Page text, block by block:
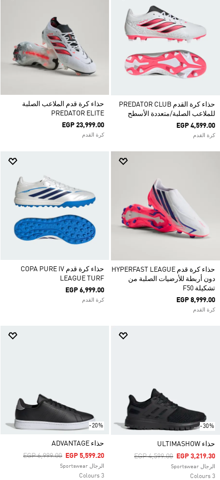
حذاء كرة القدم PREDATOR CLUB
للملاعب الصلبة/متعددة الأسطح
EGP 4,599.00
كرة القدم
حذاء كرة قدم الملاعب الصلبة
PREDATOR ELITE
EGP 23,999.00
كرة القدم
حذاء كرة قدم HYPERFAST LEAGUE
دون أربطة للأرضيات الصلبة من
تشكيلة F50
EGP 8,999.00
كرة القدم
حذاء كرة قدم COPA PURE IV
LEAGUE TURF
EGP 6,999.00
كرة القدم
-30%
حذاء ULTIMASHOW
Price Reduced From
EGP 4,599.00ToEGP 3,219.30
الرجال Sportswear
3 Colours
-20%
حذاء ADVANTAGE
Price Reduced From
EGP 6,999.00ToEGP 5,599.20
الرجال Sportswear
3 Colours